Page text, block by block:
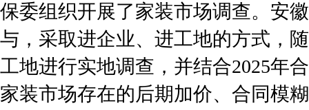
保委组织开展了家装市场调查。安
与，采取进企业、进工地的方式，
工地进行实地调查，并结合2025年
家装市场存在的后期加价、合同模